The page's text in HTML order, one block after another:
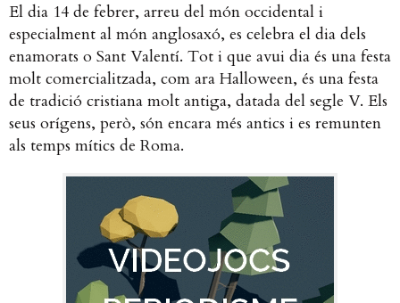
El dia 14 de febrer, arreu del món occidental i
especialment al món anglosaxó, es celebra el dia dels
enamorats o Sant Valentí. Tot i que avui dia és una festa
molt comercialitzada, com ara Halloween, és una festa
de tradició cristiana molt antiga, datada del segle V. Els
seus orígens, però, són encara més antics i es remunten
als temps mítics de Roma.